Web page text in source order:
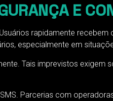
E
rapidamente
especialmente em
Tais imprevistos exigem
Parcerias com